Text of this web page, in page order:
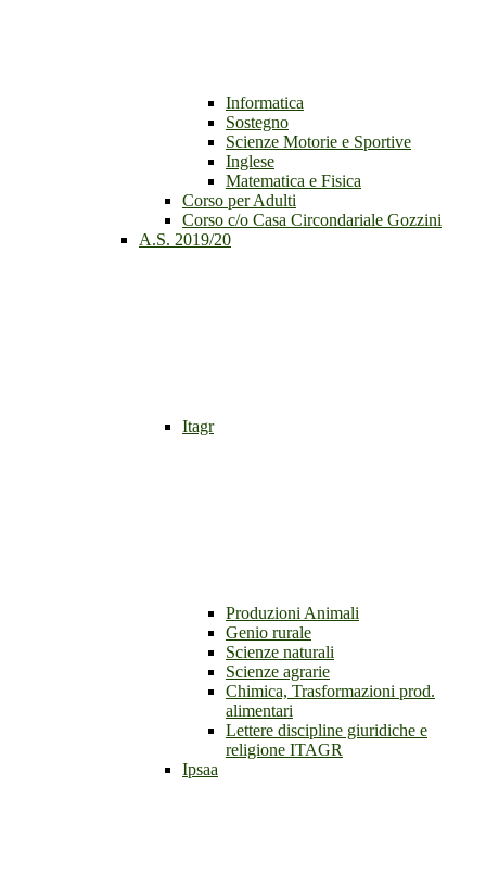
Informatica
Sostegno
Scienze Motorie e Sportive
Inglese
Matematica e Fisica
Corso per Adulti
Corso c/o Casa Circondariale Gozzini
A.S. 2019/20
Itagr
Produzioni Animali
Genio rurale
Scienze naturali
Scienze agrarie
Chimica, Trasformazioni prod.
alimentari
Lettere discipline giuridiche e
religione ITAGR
Ipsaa